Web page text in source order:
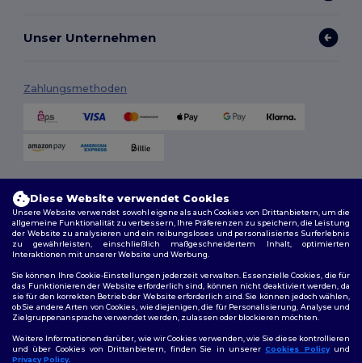
Unser Unternehmen
Zahlungsmethoden
Folge uns
Diese Website verwendet Cookies
Unsere Website verwendet sowohl eigene als auch Cookies von Drittanbietern, um die
allgemeine Funktionalität zu verbessern, Ihre Präferenzen zu speichern, die Leistung
der Website zu analysieren und ein reibungsloses und personalisiertes Surferlebnis
zu gewährleisten, einschließlich maßgeschneidertem Inhalt, optimierten
Interaktionen mit unserer Website und Werbung.
Sie können Ihre Cookie-Einstellungen jederzeit verwalten. Essenzielle Cookies, die für
das Funktionieren der Website erforderlich sind, können nicht deaktiviert werden, da
sie für den korrekten Betrieb der Website erforderlich sind. Sie können jedoch wählen,
ob Sie andere Arten von Cookies, wie diejenigen, die für Personalisierung, Analyse und
Zielgruppenansprache verwendet werden, zulassen oder blockieren möchten.
Weitere Informationen darüber, wie wir Cookies verwenden, wie Sie diese kontrollieren
und über Cookies von Drittanbietern, finden Sie in unsererCookies Policyund
Privacy Policy.